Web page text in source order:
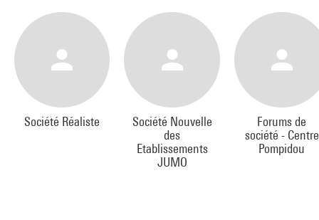
Société Réaliste
Société Nouvelle
des
Etablissements
JUMO
Forums de
société - Centre
Pompidou